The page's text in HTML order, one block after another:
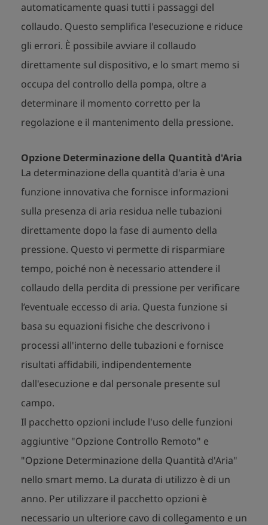
automaticamente quasi tutti i passaggi del
collaudo. Questo semplifica l'esecuzione e riduce
gli errori. È possibile avviare il collaudo
direttamente sul dispositivo, e lo smart memo si
occupa del controllo della pompa, oltre a
determinare il momento corretto per la
regolazione e il mantenimento della pressione.
Opzione Determinazione della Quantità d'Aria
La determinazione della quantità d'aria è una
funzione innovativa che fornisce informazioni
sulla presenza di aria residua nelle tubazioni
direttamente dopo la fase di aumento della
pressione. Questo vi permette di risparmiare
tempo, poiché non è necessario attendere il
collaudo della perdita di pressione per verificare
l’eventuale eccesso di aria. Questa funzione si
basa su equazioni fisiche che descrivono i
processi all'interno delle tubazioni e fornisce
risultati affidabili, indipendentemente
dall'esecuzione e dal personale presente sul
campo.
Il pacchetto opzioni include l'uso delle funzioni
aggiuntive "Opzione Controllo Remoto" e
"Opzione Determinazione della Quantità d'Aria"
nello smart memo. La durata di utilizzo è di un
anno. Per utilizzare il pacchetto opzioni è
necessario un ulteriore cavo di collegamento e un